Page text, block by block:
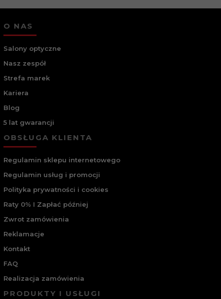
O NAS
Salony optyczne
Nasz zespół
Strefa marek
Kariera
Blog
5 lat gwarancji
OBSŁUGA KLIENTA
Regulamin sklepu internetowego
Regulamin usług i promocji
Polityka prywatności i cookies
Raty 0% I Zapłać później
Zwrot zamówienia
Reklamacje
Kontakt
FAQ
Realizacja zamówienia
PRODUKTY I USŁUGI